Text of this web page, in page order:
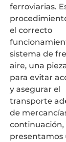
ferroviarias.
el correcto
sistema de
aire, una
para evitar
y asegurar el
transporte
de
continuación,
presentamos